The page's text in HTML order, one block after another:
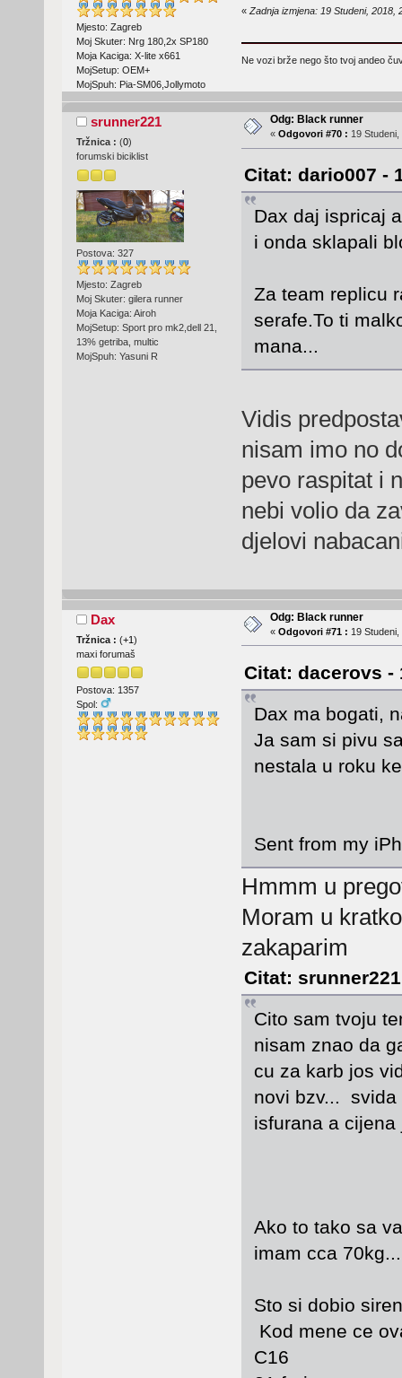
Mjesto: Zagreb
Moj Skuter: Nrg 180,2x SP180
Moja Kaciga: X-lite x661
MojSetup: OEM+
MojSpuh: Pia-SM06,Jollymoto
« Zadnja izmjena: 19 Studeni, 2018,
Ne vozi brže nego što tvoj andeo
srunner221
Tržnica : (0)
forumski biciklist
Postova: 327
Mjesto: Zagreb
Moj Skuter: gilera runner
Moja Kaciga: Airoh
MojSetup: Sport pro mk2,dell 21,
13% getriba, multic
MojSpuh: Yasuni R
Odg: Black runner
« Odgovori #70 : 19
Citat: dario007 -
Dax daj ispricaj
i onda sklapali
Za team replicu
serafe.To ti
mana...
Vidis
nisam imo no
pevo raspitat i
nebi volio da
djelovi
Dax
Tržnica : (+1)
maxi forumaš
Postova: 1357
Spol:
Odg: Black runner
« Odgovori #71 : 19
Citat: dacerovs -
Dax ma bogati,
Ja sam si pivu
nestala u roku
Sent from my
Hmmm u
Moram u
zakaparim
Citat:
Cito sam tvoju
nisam znao da
cu za karb jos
novi bzv... svida
isfurana a
Ako to tako sa
imam cca 70kg...
Sto si dobio
Kod mene ce
C16